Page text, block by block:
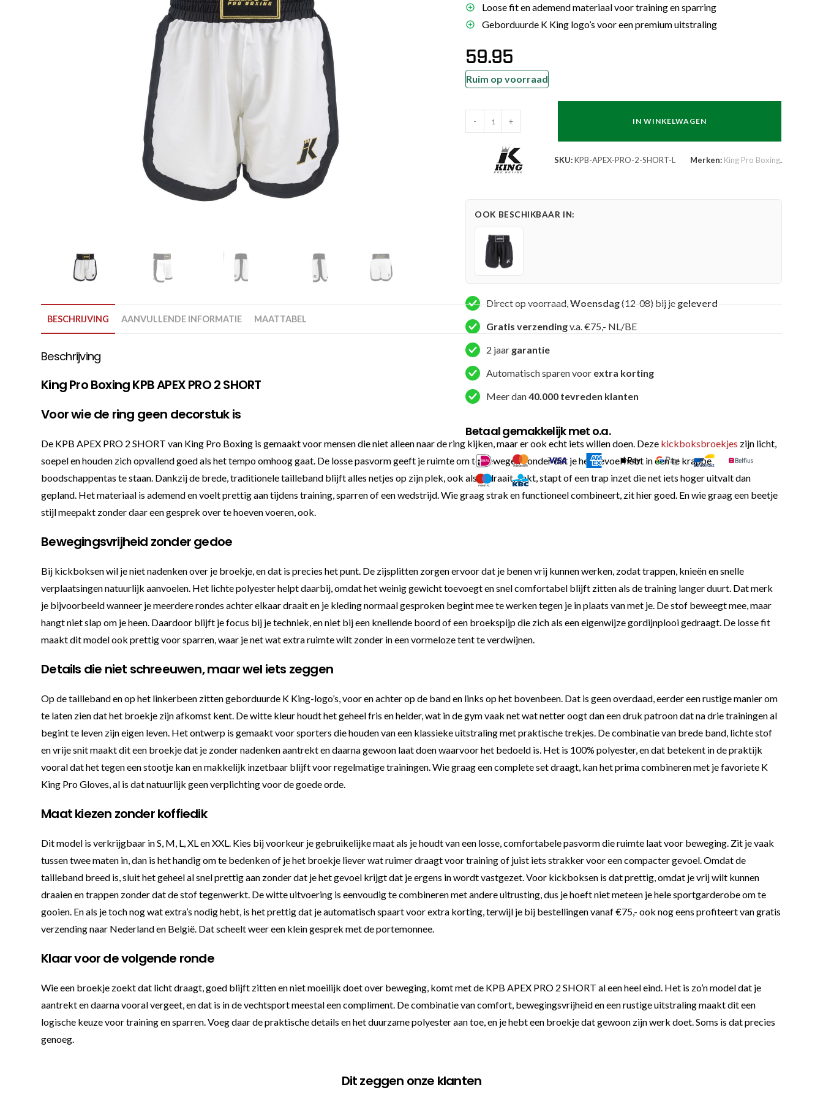
Voor dames
Zakhandschoenen
Trainingsartikelen
Bevestigingsmateriaal
Bokspoppen
Stoot- en trapkussens
Stootkussens en pads
Loose fit en ademend materiaal voor training en sparring
Geborduurde K King logo’s voor een premium uitstraling
59.95
Ruim op voorraad
Pro
Kickboksbroekje
aantal
- + IN WINKELWAGEN
SKU:KPB-APEX-PRO-2-SHORT-L Merken: King Pro Boxing.
OOK BESCHIKBAAR IN:
Direct op voorraad,Woensdag(12-08) bij je geleverd
Gratis verzendingv.a. €75,- NL/BE
2 jaar garantie
Automatisch sparen voor extra korting
Meer dan40.000 tevreden klanten
Betaal gemakkelijk met o.a.
BESCHRIJVING AANVULLENDE INFORMATIE MAATTABEL
Beschrijving
King Pro Boxing KPB APEX PRO 2 SHORT
Voor wie de ring geen decorstuk is
De KPB APEX PRO 2 SHORT van King Pro Boxing is gemaakt voor mensen die niet alleen naar de ring kijken, maar er ook echt iets willen doen. Deze kickboksbroekjes zijn licht,
soepel en houden zich opvallend goed als het tempo omhoog gaat. De losse pasvorm geeft je ruimte om te bewegen zonder dat je het gevoel hebt in een te krappe
boodschappentas te staan. Dankzij de brede, traditionele tailleband blijft alles netjes op zijn plek, ook als je draait, zakt, stapt of een trap inzet die net iets hoger uitvalt dan
gepland. Het materiaal is ademend en voelt prettig aan tijdens training, sparren of een wedstrijd. Wie graag strak en functioneel combineert, zit hier goed. En wie graag een beetje
stijl meepakt zonder daar een gesprek over te hoeven voeren, ook.
Bewegingsvrijheid zonder gedoe
Bij kickboksen wil je niet nadenken over je broekje, en dat is precies het punt. De zijsplitten zorgen ervoor dat je benen vrij kunnen werken, zodat trappen, knieën en snelle
verplaatsingen natuurlijk aanvoelen. Het lichte polyester helpt daarbij, omdat het weinig gewicht toevoegt en snel comfortabel blijft zitten als de training langer duurt. Dat merk
je bijvoorbeeld wanneer je meerdere rondes achter elkaar draait en je kleding normaal gesproken begint mee te werken tegen je in plaats van met je. De stof beweegt mee, maar
hangt niet slap om je heen. Daardoor blijft je focus bij je techniek, en niet bij een knellende boord of een broekspijp die zich als een eigenwijze gordijnplooi gedraagt. De losse fit
maakt dit model ook prettig voor sparren, waar je net wat extra ruimte wilt zonder in een vormeloze tent te verdwijnen.
Details die niet schreeuwen, maar wel iets zeggen
Op de tailleband en op het linkerbeen zitten geborduurde K King-logo’s, voor en achter op de band en links op het bovenbeen. Dat is geen overdaad, eerder een rustige manier om
te laten zien dat het broekje zijn afkomst kent. De witte kleur houdt het geheel fris en helder, wat in de gym vaak net wat netter oogt dan een druk patroon dat na drie trainingen al
begint te leven zijn eigen leven. Het ontwerp is gemaakt voor sporters die houden van een klassieke uitstraling met praktische trekjes. De combinatie van brede band, lichte stof
en vrije snit maakt dit een broekje dat je zonder nadenken aantrekt en daarna gewoon laat doen waarvoor het bedoeld is. Het is 100% polyester, en dat betekent in de praktijk
vooral dat het tegen een stootje kan en makkelijk inzetbaar blijft voor regelmatige trainingen. Wie graag een complete set draagt, kan het prima combineren met je favoriete K
King Pro Gloves, al is dat natuurlijk geen verplichting voor de goede orde.
Maat kiezen zonder koffiedik
Dit model is verkrijgbaar in S, M, L, XL en XXL. Kies bij voorkeur je gebruikelijke maat als je houdt van een losse, comfortabele pasvorm die ruimte laat voor beweging. Zit je vaak
tussen twee maten in, dan is het handig om te bedenken of je het broekje liever wat ruimer draagt voor training of juist iets strakker voor een compacter gevoel. Omdat de
tailleband breed is, sluit het geheel al snel prettig aan zonder dat je het gevoel krijgt dat je ergens in wordt vastgezet. Voor kickboksen is dat prettig, omdat je vrij wilt kunnen
draaien en trappen zonder dat de stof tegenwerkt. De witte uitvoering is eenvoudig te combineren met andere uitrusting, dus je hoeft niet meteen je hele sportgarderobe om te
gooien. En als je toch nog wat extra’s nodig hebt, is het prettig dat je automatisch spaart voor extra korting, terwijl je bij bestellingen vanaf €75,- ook nog eens profiteert van gratis
verzending naar Nederland en België. Dat scheelt weer een klein gesprek met de portemonnee.
Klaar voor de volgende ronde
Wie een broekje zoekt dat licht draagt, goed blijft zitten en niet moeilijk doet over beweging, komt met de KPB APEX PRO 2 SHORT al een heel eind. Het is zo’n model dat je
aantrekt en daarna vooral vergeet, en dat is in de vechtsport meestal een compliment. De combinatie van comfort, bewegingsvrijheid en een rustige uitstraling maakt dit een
logische keuze voor training en sparren. Voeg daar de praktische details en het duurzame polyester aan toe, en je hebt een broekje dat gewoon zijn werk doet. Soms is dat precies
genoeg.
Dit zeggen onze klanten